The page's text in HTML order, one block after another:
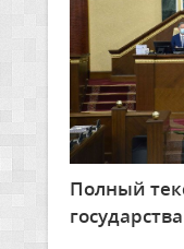
Полный